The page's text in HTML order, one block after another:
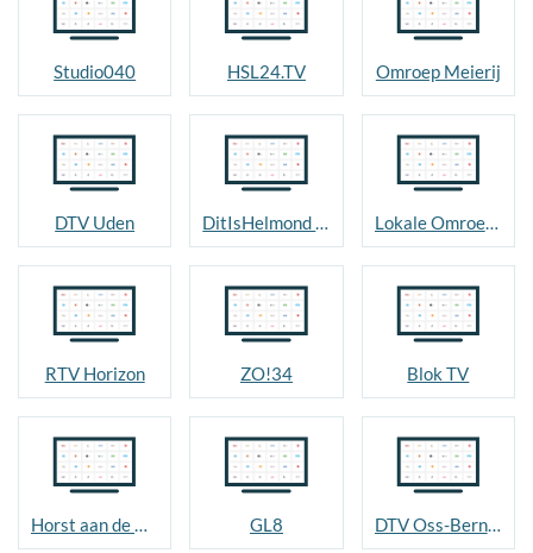
Studio040 HSL24.TV Omroep Meierij
DTV Uden DitIsHelmond TV Lokale Omroep Nuenen
RTV Horizon ZO!34 Blok TV
Horst aan de Maas GL8 DTV Oss-Bernheze